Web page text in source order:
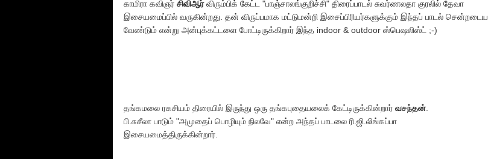
காமிரா கவிஞர் சிவிஆர்விரும்பிக் கேட்ட "பாஞ்சாலங்குறிச்சி" திரைப்பாடல் சுவர்ணலதா குரலில் தேவா
இசையமைப்பில் வருகின்றது. தன் விருப்பமாக மட்டுமன்றி இசைப்பிரியர்களுக்கும் இந்தப் பாடல் சென்றடைய
வேண்டும் என்று அன்புக்கட்டளை போட்டிருக்கிறார் இந்த indoor & outdoor ஸ்பெஷலிஸ்ட் ;-)
தங்கமலை ரகசியம் திரையில் இருந்து ஒரு தங்கபுதையலைக் கேட்டிருக்கின்றார் வசந்தன்
பி.சுசீலா பாடும் "அமுதைப் பொழியும் நிலவே" என்ற அந்தப் பாடலை ரி.ஜி.லிங்கப்பா
இசையமைத்திருக்கின்றார்.